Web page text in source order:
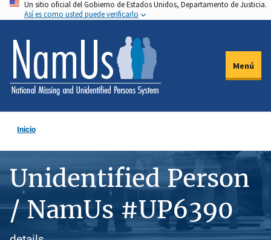
Pasar
al
contenido
principal
Un sitio oficial del Gobierno de Estados Unidos, Departamento de Justicia.
Así es como usted puede verificarlo
Menú
Inicio
Unidentified Person
/ NamUs #UP6390